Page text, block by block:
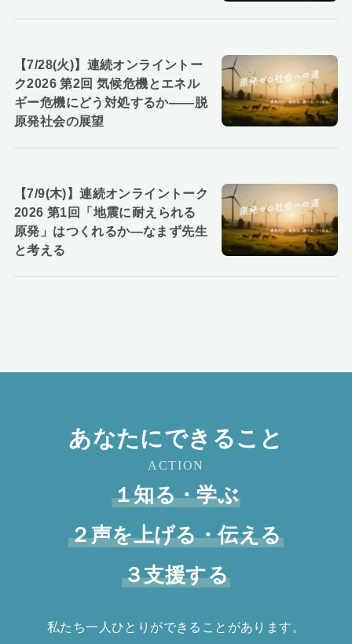
【7/28(火)】連続オンライントー
ク2026 第2回 気候危機とエネル
ギー危機にどう対処するか――脱
原発社会の展望
【7/9(木)】連続オンライントーク
2026 第1回「地震に耐えられる
原発」はつくれるか―なまず先生
と考える
あなたにできること
ACTION
１知る・学ぶ
２声を上げる・伝える
３支援する
私たち一人ひとりができることがあります。